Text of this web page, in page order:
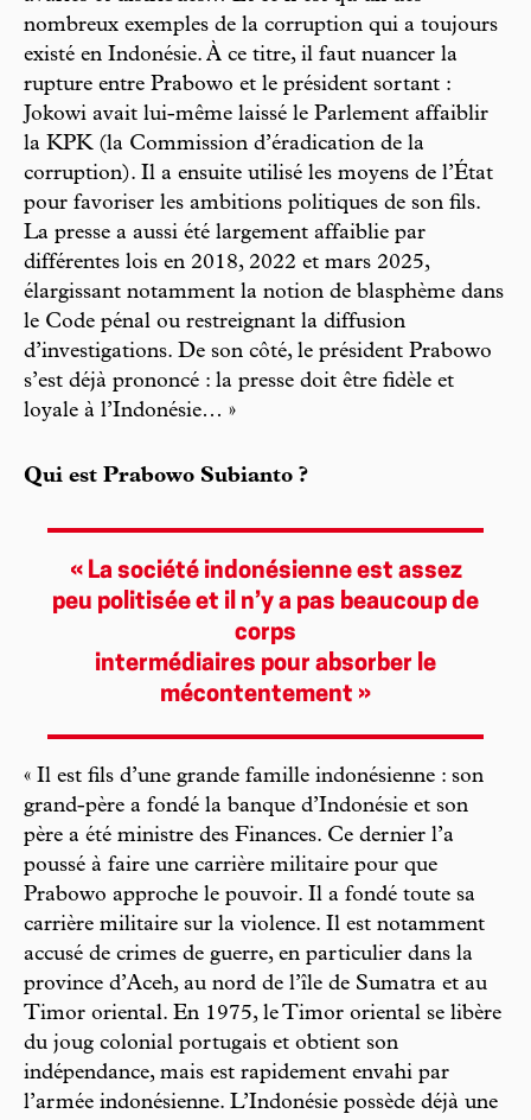
nombreux exemples de la corruption qui a toujours
existé en Indonésie. À ce titre, il faut nuancer la
rupture entre Prabowo et le président sortant :
Jokowi avait lui-même laissé le Parlement affaiblir
la KPK (la Commission d’éradication de la
corruption). Il a ensuite utilisé les moyens de l’État
pour favoriser les ambitions politiques de son fils.
La presse a aussi été largement affaiblie par
différentes lois en 2018, 2022 et mars 2025,
élargissant notamment la notion de blasphème dans
le Code pénal ou restreignant la diffusion
d’investigations. De son côté, le président Prabowo
s’est déjà prononcé : la presse doit être fidèle et
loyale à l’Indonésie… »
Qui est Prabowo Subianto ?
« La société indonésienne est assez
peu politisée et il n’y a pas beaucoup de
corps
intermédiaires pour absorber le
mécontentement »
« Il est fils d’une grande famille indonésienne : son
grand-père a fondé la banque d’Indonésie et son
père a été ministre des Finances. Ce dernier l’a
poussé à faire une carrière militaire pour que
Prabowo approche le pouvoir. Il a fondé toute sa
carrière militaire sur la violence. Il est notamment
accusé de crimes de guerre, en particulier dans la
province d’Aceh, au nord de l’île de Sumatra et au
Timor oriental. En 1975, le Timor oriental se libère
du joug colonial portugais et obtient son
indépendance, mais est rapidement envahi par
l’armée indonésienne. L’Indonésie possède déjà une